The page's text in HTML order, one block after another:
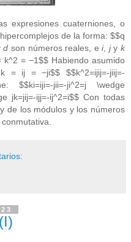
expresiones cuaterniones, o
de la forma: $$q
d son números reales, ei, jyk
= −1$$ Habiendo asumido
= ij = −ji$$ $$k^2=ijij=-jiij=-
$$ki=iji=-jii=-ji^2=j \wedge
jk=jij=-ijj=-ij^2=i$$ Con todas
de los módulos y los números